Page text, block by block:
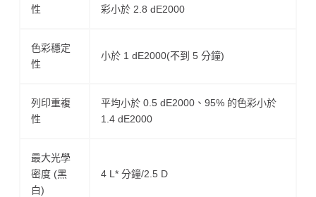
性
彩小於 2.8 dE2000
色彩穩定
性
小於 1 dE2000(不到 5 分鐘)
列印重複
性
平均小於 0.5 dE2000、95% 的色彩小於
1.4 dE2000
最大光學
密度 (黑
白)
4 L* 分鐘/2.5 D